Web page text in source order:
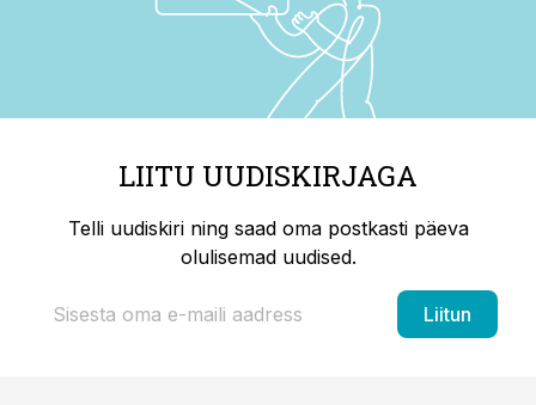
LIITU UUDISKIRJAGA
Telli uudiskiri ning saad oma postkasti päeva
olulisemad uudised.
Liitun